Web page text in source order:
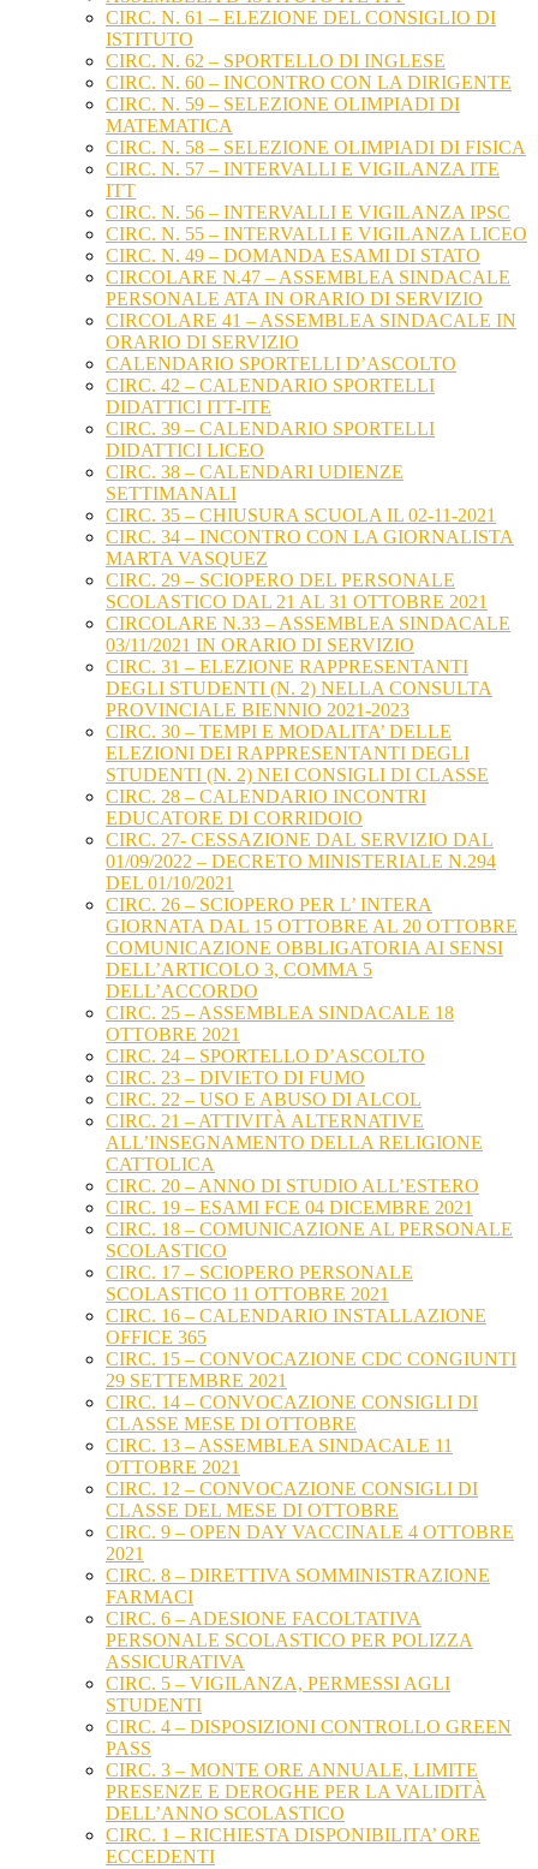
CIRC. N. 61 – ELEZIONE DEL CONSIGLIO DI
ISTITUTO
CIRC. N. 62 – SPORTELLO DI INGLESE
CIRC. N. 60 – INCONTRO CON LA DIRIGENTE
CIRC. N. 59 – SELEZIONE OLIMPIADI DI
MATEMATICA
CIRC. N. 58 – SELEZIONE OLIMPIADI DI FISICA
CIRC. N. 57 – INTERVALLI E VIGILANZA ITE
ITT
CIRC. N. 56 – INTERVALLI E VIGILANZA IPSC
CIRC. N. 55 – INTERVALLI E VIGILANZA LICEO
CIRC. N. 49 – DOMANDA ESAMI DI STATO
CIRCOLARE N.47 – ASSEMBLEA SINDACALE
PERSONALE ATA IN ORARIO DI SERVIZIO
CIRCOLARE 41 – ASSEMBLEA SINDACALE IN
ORARIO DI SERVIZIO
CALENDARIO SPORTELLI D’ASCOLTO
CIRC. 42 – CALENDARIO SPORTELLI
DIDATTICI ITT-ITE
CIRC. 39 – CALENDARIO SPORTELLI
DIDATTICI LICEO
CIRC. 38 – CALENDARI UDIENZE
SETTIMANALI
CIRC. 35 – CHIUSURA SCUOLA IL 02-11-2021
CIRC. 34 – INCONTRO CON LA GIORNALISTA
MARTA VASQUEZ
CIRC. 29 – SCIOPERO DEL PERSONALE
SCOLASTICO DAL 21 AL 31 OTTOBRE 2021
CIRCOLARE N.33 – ASSEMBLEA SINDACALE
03/11/2021 IN ORARIO DI SERVIZIO
CIRC. 31 – ELEZIONE RAPPRESENTANTI
DEGLI STUDENTI (N. 2) NELLA CONSULTA
PROVINCIALE BIENNIO 2021-2023
CIRC. 30 – TEMPI E MODALITA’ DELLE
ELEZIONI DEI RAPPRESENTANTI DEGLI
STUDENTI (N. 2) NEI CONSIGLI DI CLASSE
CIRC. 28 – CALENDARIO INCONTRI
EDUCATORE DI CORRIDOIO
CIRC. 27- CESSAZIONE DAL SERVIZIO DAL
01/09/2022 – DECRETO MINISTERIALE N.294
DEL 01/10/2021
CIRC. 26 – SCIOPERO PER L’ INTERA
GIORNATA DAL 15 OTTOBRE AL 20 OTTOBRE
COMUNICAZIONE OBBLIGATORIA AI SENSI
DELL’ARTICOLO 3, COMMA 5
DELL’ACCORDO
CIRC. 25 – ASSEMBLEA SINDACALE 18
OTTOBRE 2021
CIRC. 24 – SPORTELLO D’ASCOLTO
CIRC. 23 – DIVIETO DI FUMO
CIRC. 22 – USO E ABUSO DI ALCOL
CIRC. 21 – ATTIVITÀ ALTERNATIVE
ALL’INSEGNAMENTO DELLA RELIGIONE
CATTOLICA
CIRC. 20 – ANNO DI STUDIO ALL’ESTERO
CIRC. 19 – ESAMI FCE 04 DICEMBRE 2021
CIRC. 18 – COMUNICAZIONE AL PERSONALE
SCOLASTICO
CIRC. 17 – SCIOPERO PERSONALE
SCOLASTICO 11 OTTOBRE 2021
CIRC. 16 – CALENDARIO INSTALLAZIONE
OFFICE 365
CIRC. 15 – CONVOCAZIONE CDC CONGIUNTI
29 SETTEMBRE 2021
CIRC. 14 – CONVOCAZIONE CONSIGLI DI
CLASSE MESE DI OTTOBRE
CIRC. 13 – ASSEMBLEA SINDACALE 11
OTTOBRE 2021
CIRC. 12 – CONVOCAZIONE CONSIGLI DI
CLASSE DEL MESE DI OTTOBRE
CIRC. 9 – OPEN DAY VACCINALE 4 OTTOBRE
2021
CIRC. 8 – DIRETTIVA SOMMINISTRAZIONE
FARMACI
CIRC. 6 – ADESIONE FACOLTATIVA
PERSONALE SCOLASTICO PER POLIZZA
ASSICURATIVA
CIRC. 5 – VIGILANZA, PERMESSI AGLI
STUDENTI
CIRC. 4 – DISPOSIZIONI CONTROLLO GREEN
PASS
CIRC. 3 – MONTE ORE ANNUALE, LIMITE
PRESENZE E DEROGHE PER LA VALIDITÀ
DELL’ANNO SCOLASTICO
CIRC. 1 – RICHIESTA DISPONIBILITA’ ORE
ECCEDENTI